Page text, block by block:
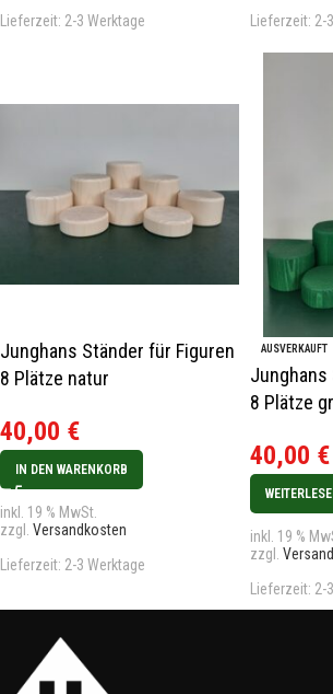
Lieferzeit: 2-3 Werktage
Lieferzeit: 2-
Junghans Ständer für Figuren
8 Plätze natur
40,00 €
IN DEN WARENKORB
inkl. 19 % MwSt.
zzgl. Versandkosten
Lieferzeit: 2-3 Werktage
AUSVERKAUFT
Junghans
8 Plätze
40,00 €
inkl. 19 %
zzgl.
Lieferzeit: 2-